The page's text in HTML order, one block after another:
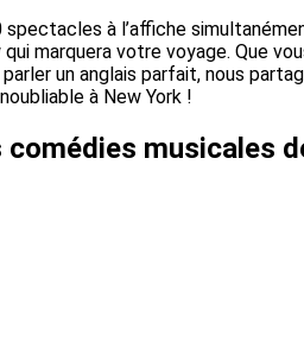
à l’affiche
marquera votre voyage. Que
un anglais parfait, nous
à New York !
comédies musicales